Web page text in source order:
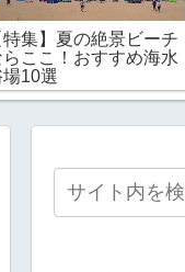
特集】夏の絶景ビーチ
らここ！おすすめ海水
場10選